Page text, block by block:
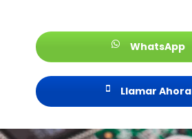
WhatsApp
Llamar Ahora